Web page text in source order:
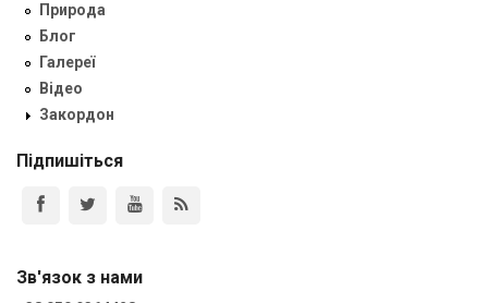
Природа
Блог
Галереї
Відео
Закордон
Підпишіться
Зв'язок з нами